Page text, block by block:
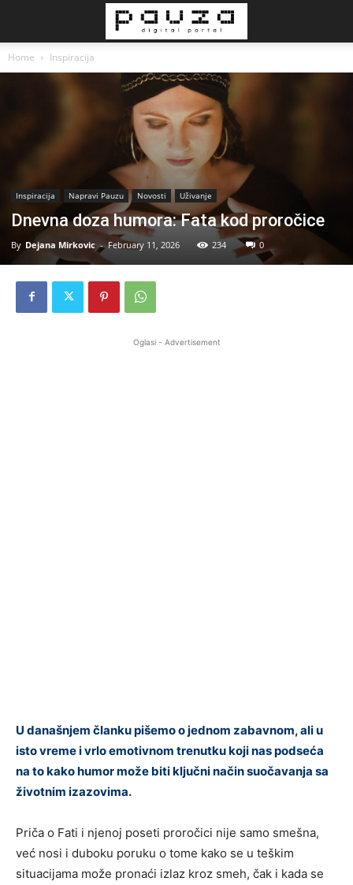
Home Inspiracija
Inspiracija Napravi Pauzu Novosti Uživanje
Dnevna doza humora: Fata kod proročice
By Dejana Mirkovic - February 11, 2026 234 0
Oglasi - Advertisement
U današnjem članku pišemo o jednom zabavnom, ali u
isto vreme i vrlo emotivnom trenutku koji nas podseća
na to kako humor može biti ključni način suočavanja sa
životnim izazovima.
Priča o Fati i njenoj poseti proročici nije samo smešna,
već nosi i duboku poruku o tome kako se u teškim
situacijama može pronaći izlaz kroz smeh, čak i kada se